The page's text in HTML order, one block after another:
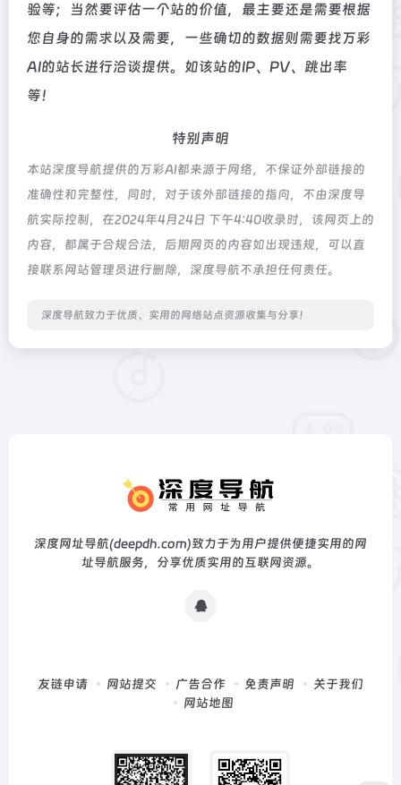
验等；当然要评估一个站的价值，最主要还是需要根据
您自身的需求以及需要，一些确切的数据则需要找万彩
AI的站长进行洽谈提供。如该站的IP、PV、跳出率
等！
特别声明
本站深度导航提供的万彩AI都来源于网络，不保证外部链接的
准确性和完整性，同时，对于该外部链接的指向，不由深度导
航实际控制，在2024年4月24日 下午4:40收录时，该网页上的
内容，都属于合规合法，后期网页的内容如出现违规，可以直
接联系网站管理员进行删除，深度导航不承担任何责任。
深度导航致力于优质、实用的网络站点资源收集与分享！
深度网址导航(deepdh.com)致力于为用户提供便捷实用的网
址导航服务，分享优质实用的互联网资源。
友链申请 网站提交 广告合作 免责声明
关于我们
网站地图